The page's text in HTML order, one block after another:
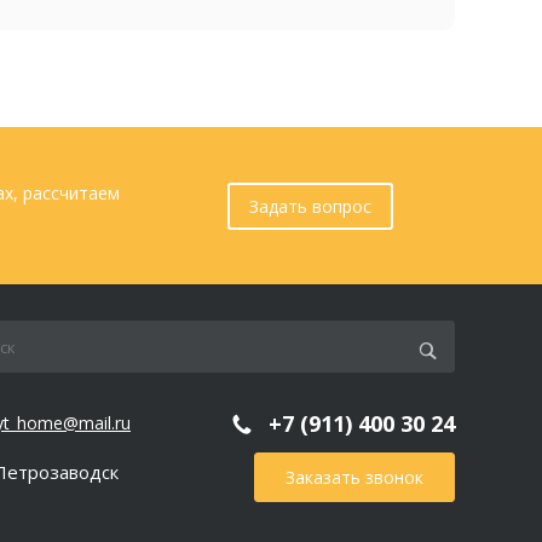
рассчитаем
Задать вопрос
+7 (911) 400 30 24
Заказать звонок